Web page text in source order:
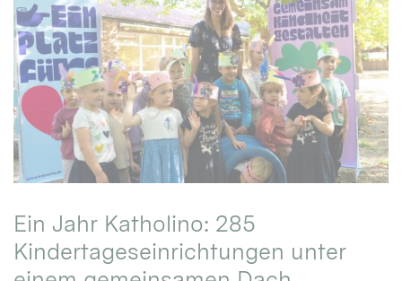
Ein Jahr Katholino: 285
Kindertageseinrichtungen unter